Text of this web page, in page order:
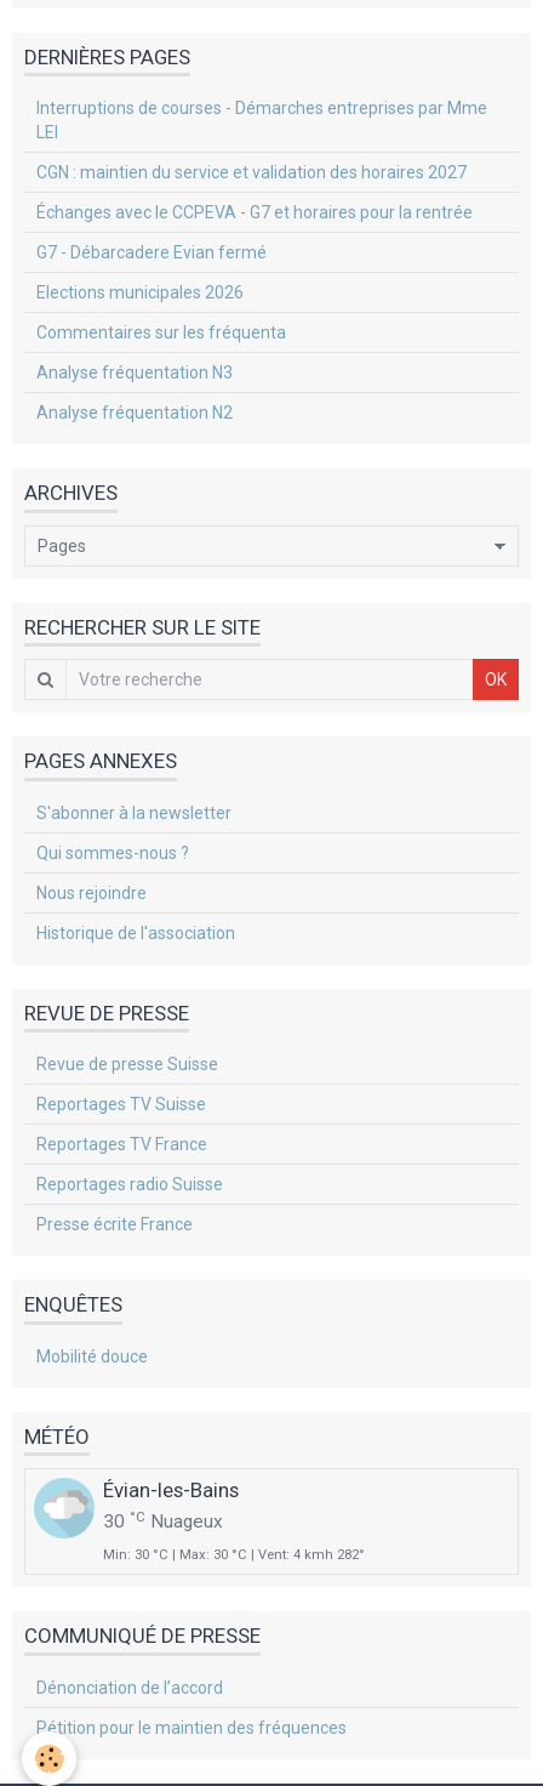
DERNIÈRES PAGES
Interruptions de courses - Démarches entreprises par Mme
LEI
CGN : maintien du service et validation des horaires 2027
Échanges avec le CCPEVA - G7 et horaires pour la rentrée
G7 - Débarcadere Evian fermé
Elections municipales 2026
Commentaires sur les fréquenta
Analyse fréquentation N3
Analyse fréquentation N2
ARCHIVES
RECHERCHER SUR LE SITE
OK
PAGES ANNEXES
S'abonner à la newsletter
Qui sommes-nous ?
Nous rejoindre
Historique de l'association
REVUE DE PRESSE
Revue de presse Suisse
Reportages TV Suisse
Reportages TV France
Reportages radio Suisse
Presse écrite France
ENQUÊTES
Mobilité douce
MÉTÉO
Évian-les-Bains
30 °C Nuageux
Min: 30 °C | Max: 30 °C | Vent: 4 kmh 282°
COMMUNIQUÉ DE PRESSE
Dénonciation de l’accord
Pétition pour le maintien des fréquences